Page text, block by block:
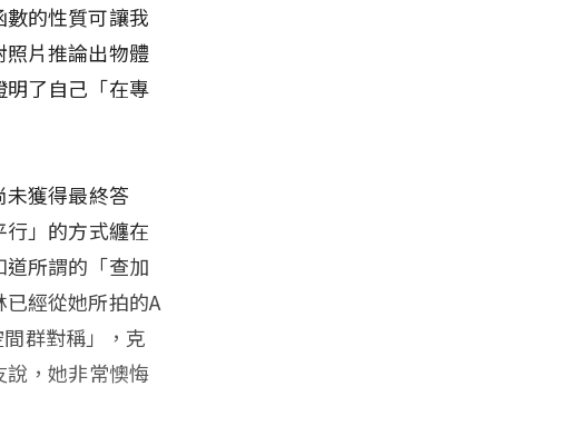
的性質可讓我
片推論出物體
了自己「在專
獲得最終答
」的方式纏在
所謂的「查加
經從她所拍的A
群對稱」，克
說，她非常懊悔